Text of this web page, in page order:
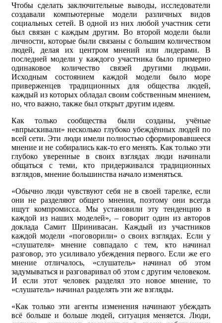
Чтобы сделать заключительные выводы, исследователи
создавали компьютерные модели различных видов
социальных сетей. В одной из них любой участник сети
был связан с каждым другим. Во второй модели были
личности, которые были связаны с большим количеством
людей, делая их центром мнений или лидерами. В
последней модели у каждого участника было примерно
одинаковое количество связей другими людьми.
Исходным состоянием каждой модели было море
приверженцев традиционных для общества людей,
каждый из которых обладал своим собственным мнением,
но, что важно, также был открыт другим идеям.
Как только сообщества были созданы, учёные
«впрыскивали» несколько глубоко убеждённых людей по
всей сети. Эти люди имели полностью сформировавшееся
мнение и не собирались как-то его менять. Как только эти
глубоко уверенные в своих взглядах люди начинали
общаться с теми, кто придерживался традиционных
взглядов, мнение большинства начало изменяться.
«Обычно люди чувствуют себя не в своей тарелке, если
они не разделяют общего мнения, поэтому они всегда
ищут компромисса. Мы установили эту тенденцию в
каждой из наших моделей», – говорит один из авторов
доклада Самит Шринивасан. Каждый из участников
каждой модели «поговорили» о своих взглядах. Если у
«слушателя» мнение совпадало с тем, кто начинал
разговор, это усиливало убеждения первого. Если же его
мнение отличалось, «слушатель» начинал об этом
задумываться и разговаривал об этом с другим человеком.
И если этот человек разделял это новое мнение, то
«слушатель» начинал разделять эти же взгляды.
«Как только эти агенты изменения начинают убеждать
всё больше и больше людей, ситуация меняется. Люди,